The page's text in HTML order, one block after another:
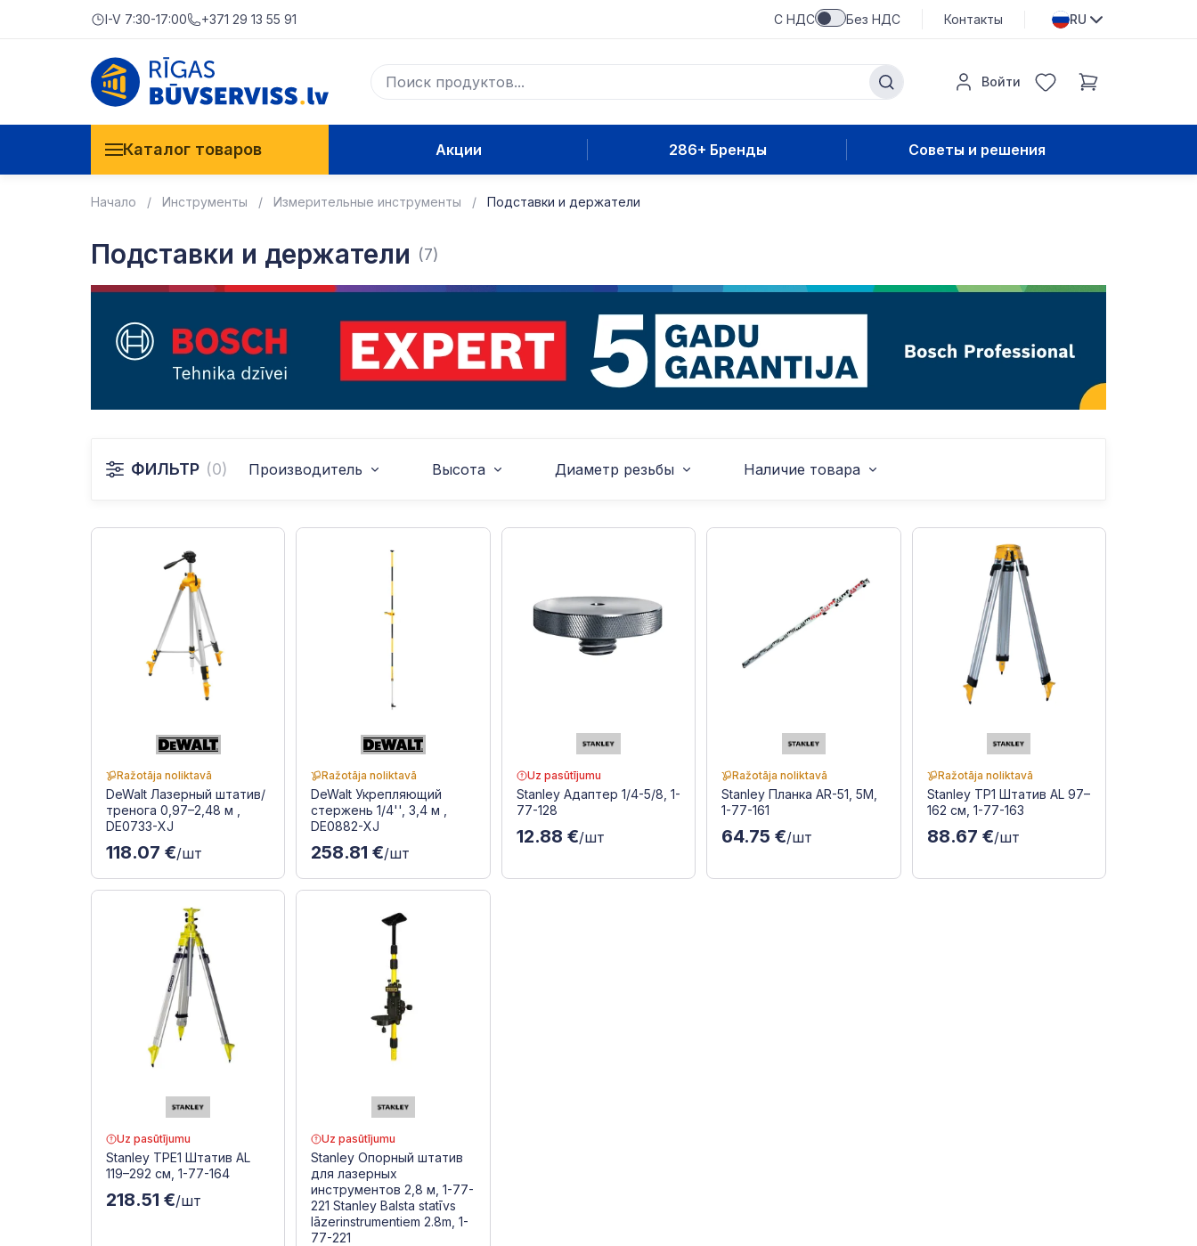
I-V 7:30-17:00 +371 29 13 55 91 С НДС Без НДС Контакты RU
Войти
Каталог товаров Акции 286+ Бренды Советы и решения
Начало Инструменты Измерительные инструменты Подставки и держатели
Подставки и держатели (7)
ФИЛЬТР (0) Производитель Высота Диаметр резьбы Наличие товара
Ražotāja noliktavā
DeWalt Лазерный штатив/
тренога 0,97–2,48 м ,
DE0733-XJ
118.07 €/шт
Ražotāja noliktavā
DeWalt Укрепляющий
стержень 1/4'', 3,4 м ,
DE0882-XJ
258.81 €/шт
Uz pasūtījumu
Stanley Адаптер 1/4-5/8, 1-
77-128
12.88 €/шт
Ražotāja noliktavā
Stanley Планка AR-51, 5M,
1-77-161
64.75 €/шт
Ražotāja noliktavā
Stanley TP1 Штатив AL 97–
162 см, 1-77-163
88.67 €/шт
Uz pasūtījumu
Stanley TPE1 Штатив AL
119–292 см, 1-77-164
218.51 €/шт
Uz pasūtījumu
Stanley Опорный штатив
для лазерных
инструментов 2,8 м, 1-77-
221 Stanley Balsta statīvs
lāzerinstrumentiem 2.8m, 1-
77-221